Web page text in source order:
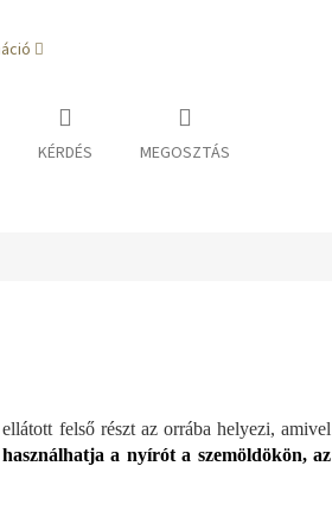
KÉRDÉS MEGOSZTÁS
felső részt az orrába helyezi, amivel
a nyírót a szemöldökön, az